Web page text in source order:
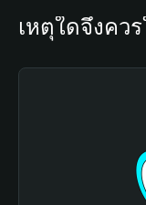
เหตุใดจึงคว